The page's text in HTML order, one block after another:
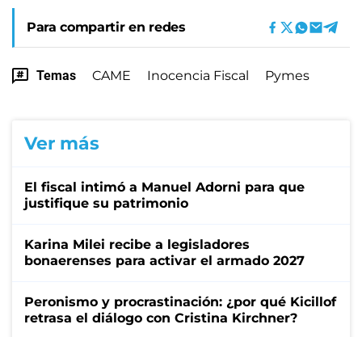
Para compartir en redes
Temas CAME Inocencia Fiscal Pymes
Ver más
El fiscal intimó a Manuel Adorni para que
justifique su patrimonio
Karina Milei recibe a legisladores
bonaerenses para activar el armado 2027
Peronismo y procrastinación: ¿por qué Kicillof
retrasa el diálogo con Cristina Kirchner?